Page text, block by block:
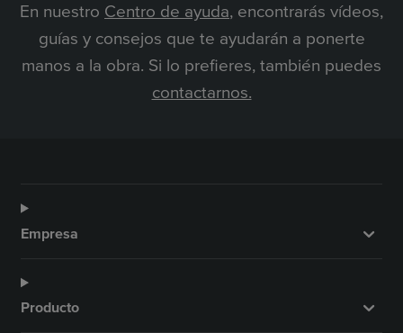
En nuestro Centro de ayuda, encontrarás vídeos,
guías y consejos que te ayudarán a ponerte
manos a la obra. Si lo prefieres, también puedes
contactarnos.
Empresa
Producto